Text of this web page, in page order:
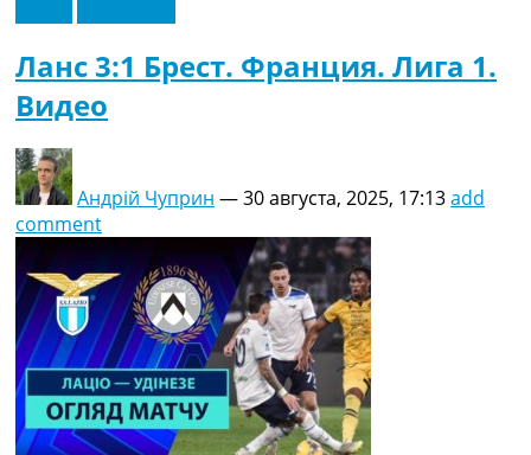
Ланс 3:1 Брест. Франция. Лига 1.
Видео
Андрій Чуприн —30 августа, 2025, 17:13add
comment